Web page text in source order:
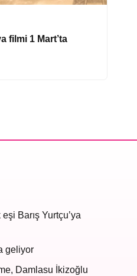
filmi 1 Mart’ta
Barış Yurtçu’ya
geliyor
Damlasu İkizoğlu